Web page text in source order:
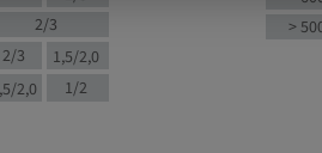
2/3
2/3
1,5/2,0
2,0 1/2
>